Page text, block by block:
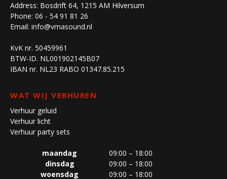
Address: Bosdrift 64, 1215 AM Hilversum
Phone: 06 - 54 91 81 26
Email: info@vmasound.nl
KvK nr. 50459961
BTW-ID. NL001902145B07
IBAN nr. NL23 RABO 01347.85.215
WAT WIJ VERHUREN
Verhuur geluid
Verhuur licht
Verhuur party sets
maandag
09:00 – 18:00
dinsdag
09:00 – 18:00
woensdag
09:00 – 18:00